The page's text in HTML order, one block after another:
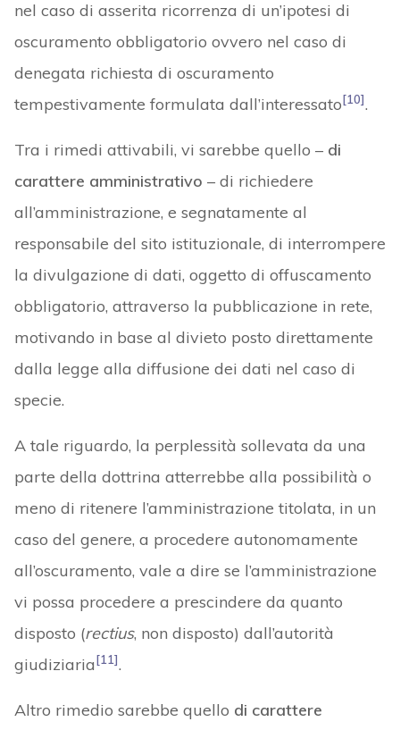
nel caso di asserita ricorrenza di un’ipotesi di
oscuramento obbligatorio ovvero nel caso di
denegata richiesta di oscuramento
tempestivamente formulata dall’interessato[10].
Tra i rimedi attivabili, vi sarebbe quello – di
carattere amministrativo – di richiedere
all’amministrazione, e segnatamente al
responsabile del sito istituzionale, di interrompere
la divulgazione di dati, oggetto di offuscamento
obbligatorio, attraverso la pubblicazione in rete,
motivando in base al divieto posto direttamente
dalla legge alla diffusione dei dati nel caso di
specie.
A tale riguardo, la perplessità sollevata da una
parte della dottrina atterrebbe alla possibilità o
meno di ritenere l’amministrazione titolata, in un
caso del genere, a procedere autonomamente
all’oscuramento, vale a dire se l’amministrazione
vi possa procedere a prescindere da quanto
disposto (rectius, non disposto) dall’autorità
giudiziaria[11].
Altro rimedio sarebbe quello di carattere